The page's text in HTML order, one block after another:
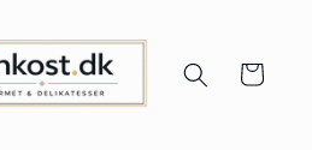
Indkøbskurv